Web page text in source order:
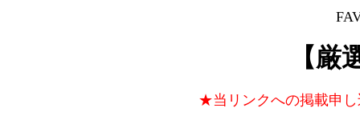
【厳
★当リンクへの掲載申